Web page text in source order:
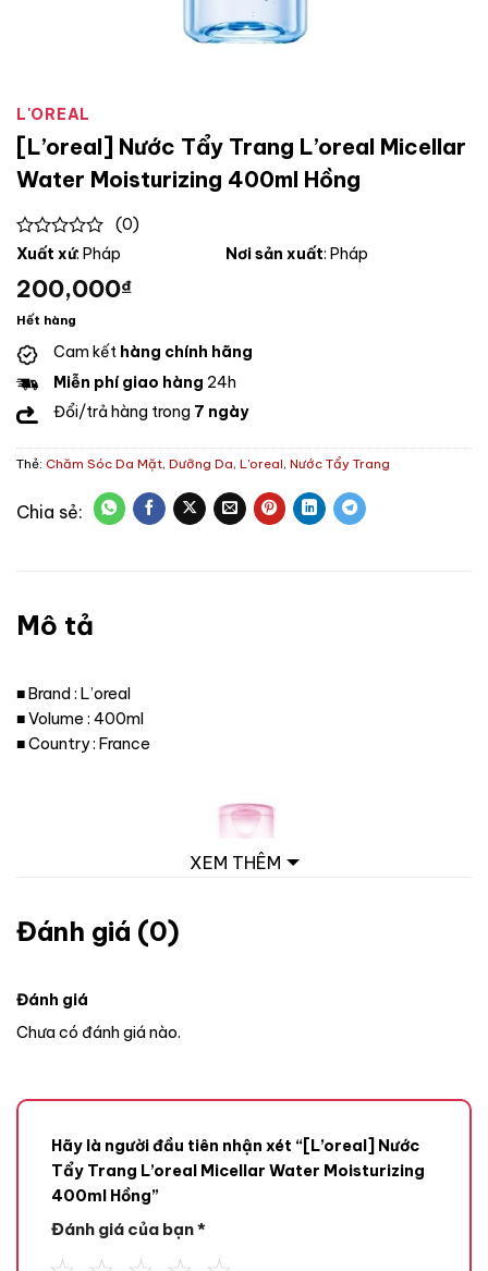
L'OREAL
[L’oreal] Nước Tẩy Trang L’oreal Micellar
Water Moisturizing 400ml Hồng
0
of
5
(0)
Xuất xứ: Pháp Nơi sản xuất: Pháp
200,000₫
Hết hàng
Cam kết hàng chính hãng
Miễn phí giao hàng 24h
Đổi/trả hàng trong 7 ngày
Thẻ: Chăm Sóc Da Mặt, Dưỡng Da, L'oreal, Nước Tẩy Trang
Mô tả
■ Brand : L’oreal
■ Volume : 400ml
■ Country : France
XEM THÊM
Đánh giá (0)
Đánh giá
Chưa có đánh giá nào.
Hãy là người đầu tiên nhận xét “[L’oreal] Nước
Tẩy Trang L’oreal Micellar Water Moisturizing
400ml Hồng”
Đánh giá của bạn*